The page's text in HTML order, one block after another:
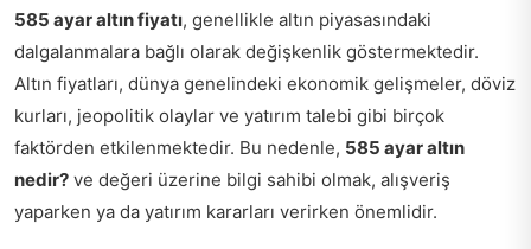
585 ayar altın fiyatı, genellikle altın piyasasındaki
dalgalanmalara bağlı olarak değişkenlik göstermektedir.
Altın fiyatları, dünya genelindeki ekonomik gelişmeler, döviz
kurları, jeopolitik olaylar ve yatırım talebi gibi birçok
faktörden etkilenmektedir. Bu nedenle, 585 ayar altın
nedir? ve değeri üzerine bilgi sahibi olmak, alışveriş
yaparken ya da yatırım kararları verirken önemlidir.